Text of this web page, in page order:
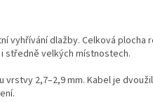
vyhřívání dlažby. Celková plocha
středně velkých místnostech.
2,7–2,9 mm. Kabel je